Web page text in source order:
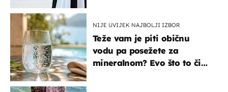
NIJE UVIJEK NAJBOLJI IZBOR
Teže vam je piti običnu
vodu pa posežete za
mineralnom? Evo što to čini